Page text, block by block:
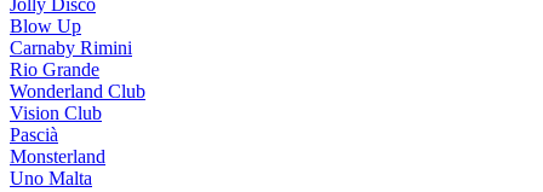
Jolly Disco
Blow Up
Carnaby Rimini
Rio Grande
Wonderland Club
Vision Club
Pascià
Monsterland
Uno Malta